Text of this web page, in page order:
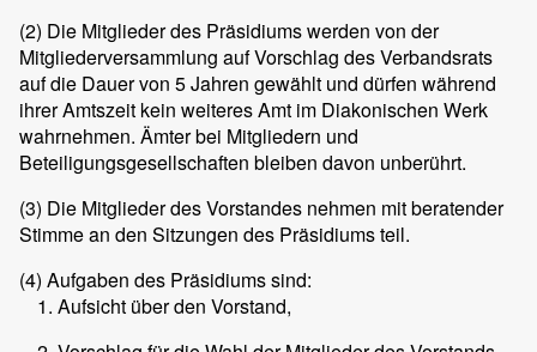
(2) Die Mitglieder des Präsidiums werden von der
Mitgliederversammlung auf Vorschlag des Verbandsrats
auf die Dauer von 5 Jahren gewählt und dürfen während
ihrer Amtszeit kein weiteres Amt im Diakonischen Werk
wahrnehmen. Ämter bei Mitgliedern und
Beteiligungsgesellschaften bleiben davon unberührt.
(3) Die Mitglieder des Vorstandes nehmen mit beratender
Stimme an den Sitzungen des Präsidiums teil.
(4) Aufgaben des Präsidiums sind:
Aufsicht über den Vorstand,